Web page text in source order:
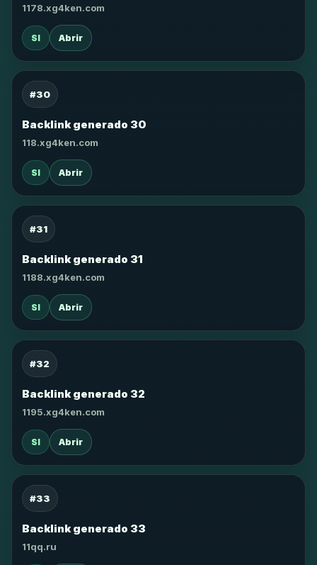
1178.xg4ken.com
SI Abrir
#30
Backlink generado 30
118.xg4ken.com
SI Abrir
#31
Backlink generado 31
1188.xg4ken.com
SI Abrir
#32
Backlink generado 32
1195.xg4ken.com
SI Abrir
#33
Backlink generado 33
11qq.ru